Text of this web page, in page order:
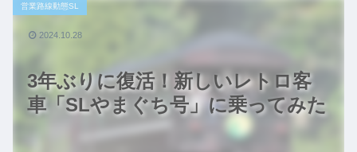
3年ぶりに復活！新しいレトロ客
車「SLやまぐち号」に乗ってみた
営業路線動態SL
2024.10.28